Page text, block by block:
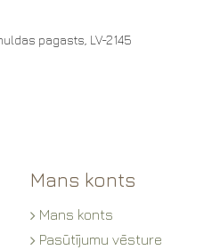
pagasts, LV-2145
Mans konts
Mans konts
Pasūtījumu vēsture